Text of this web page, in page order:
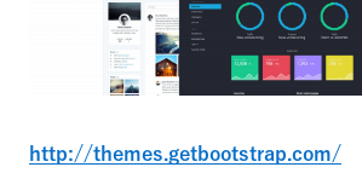
http://themes.getbootstrap.com/